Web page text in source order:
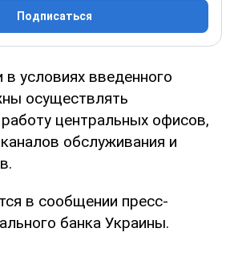
Подписаться
в условиях введенного
осуществлять
центральных офисов,
обслуживания и
в сообщении пресс-
банка Украины.